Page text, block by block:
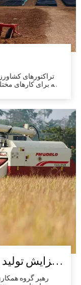
تراکتورهای
که برای کارهای
FMWORLD به ساحل عاج در افزایش تولید برنج کمک می کند